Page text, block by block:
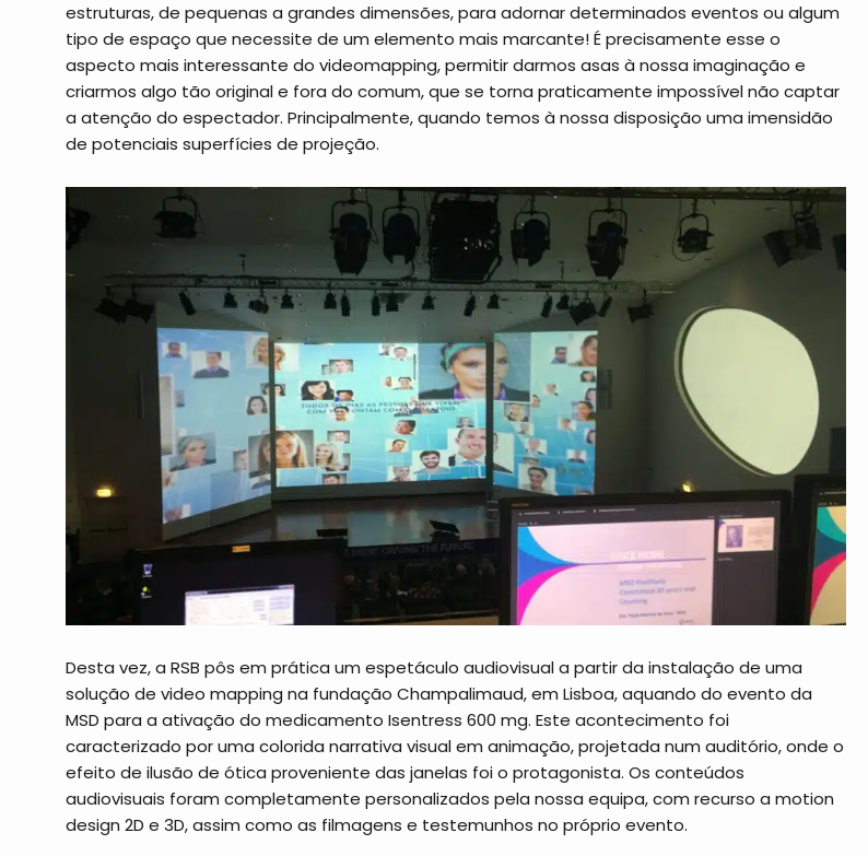
estruturas, de pequenas a grandes dimensões, para adornar determinados eventos ou algum
tipo de espaço que necessite de um elemento mais marcante! É precisamente esse o
aspecto mais interessante do videomapping, permitir darmos asas à nossa imaginação e
criarmos algo tão original e fora do comum, que se torna praticamente impossível não captar
a atenção do espectador. Principalmente, quando temos à nossa disposição uma imensidão
de potenciais superfícies de projeção.
Desta vez, a RSB pôs em prática um espetáculo audiovisual a partir da instalação de uma
solução de video mapping na fundação Champalimaud, em Lisboa, aquando do evento da
MSD para a ativação do medicamento Isentress 600 mg. Este acontecimento foi
caracterizado por uma colorida narrativa visual em animação, projetada num auditório, onde o
efeito de ilusão de ótica proveniente das janelas foi o protagonista. Os conteúdos
audiovisuais foram completamente personalizados pela nossa equipa, com recurso a motion
design 2D e 3D, assim como as filmagens e testemunhos no próprio evento.